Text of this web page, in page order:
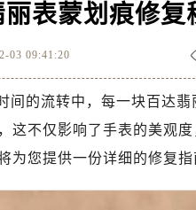
表蒙划痕修复
03 09:41:20
间的流转中，每一块百达
这不仅影响了手表的美观
为您提供一份详细的修复指